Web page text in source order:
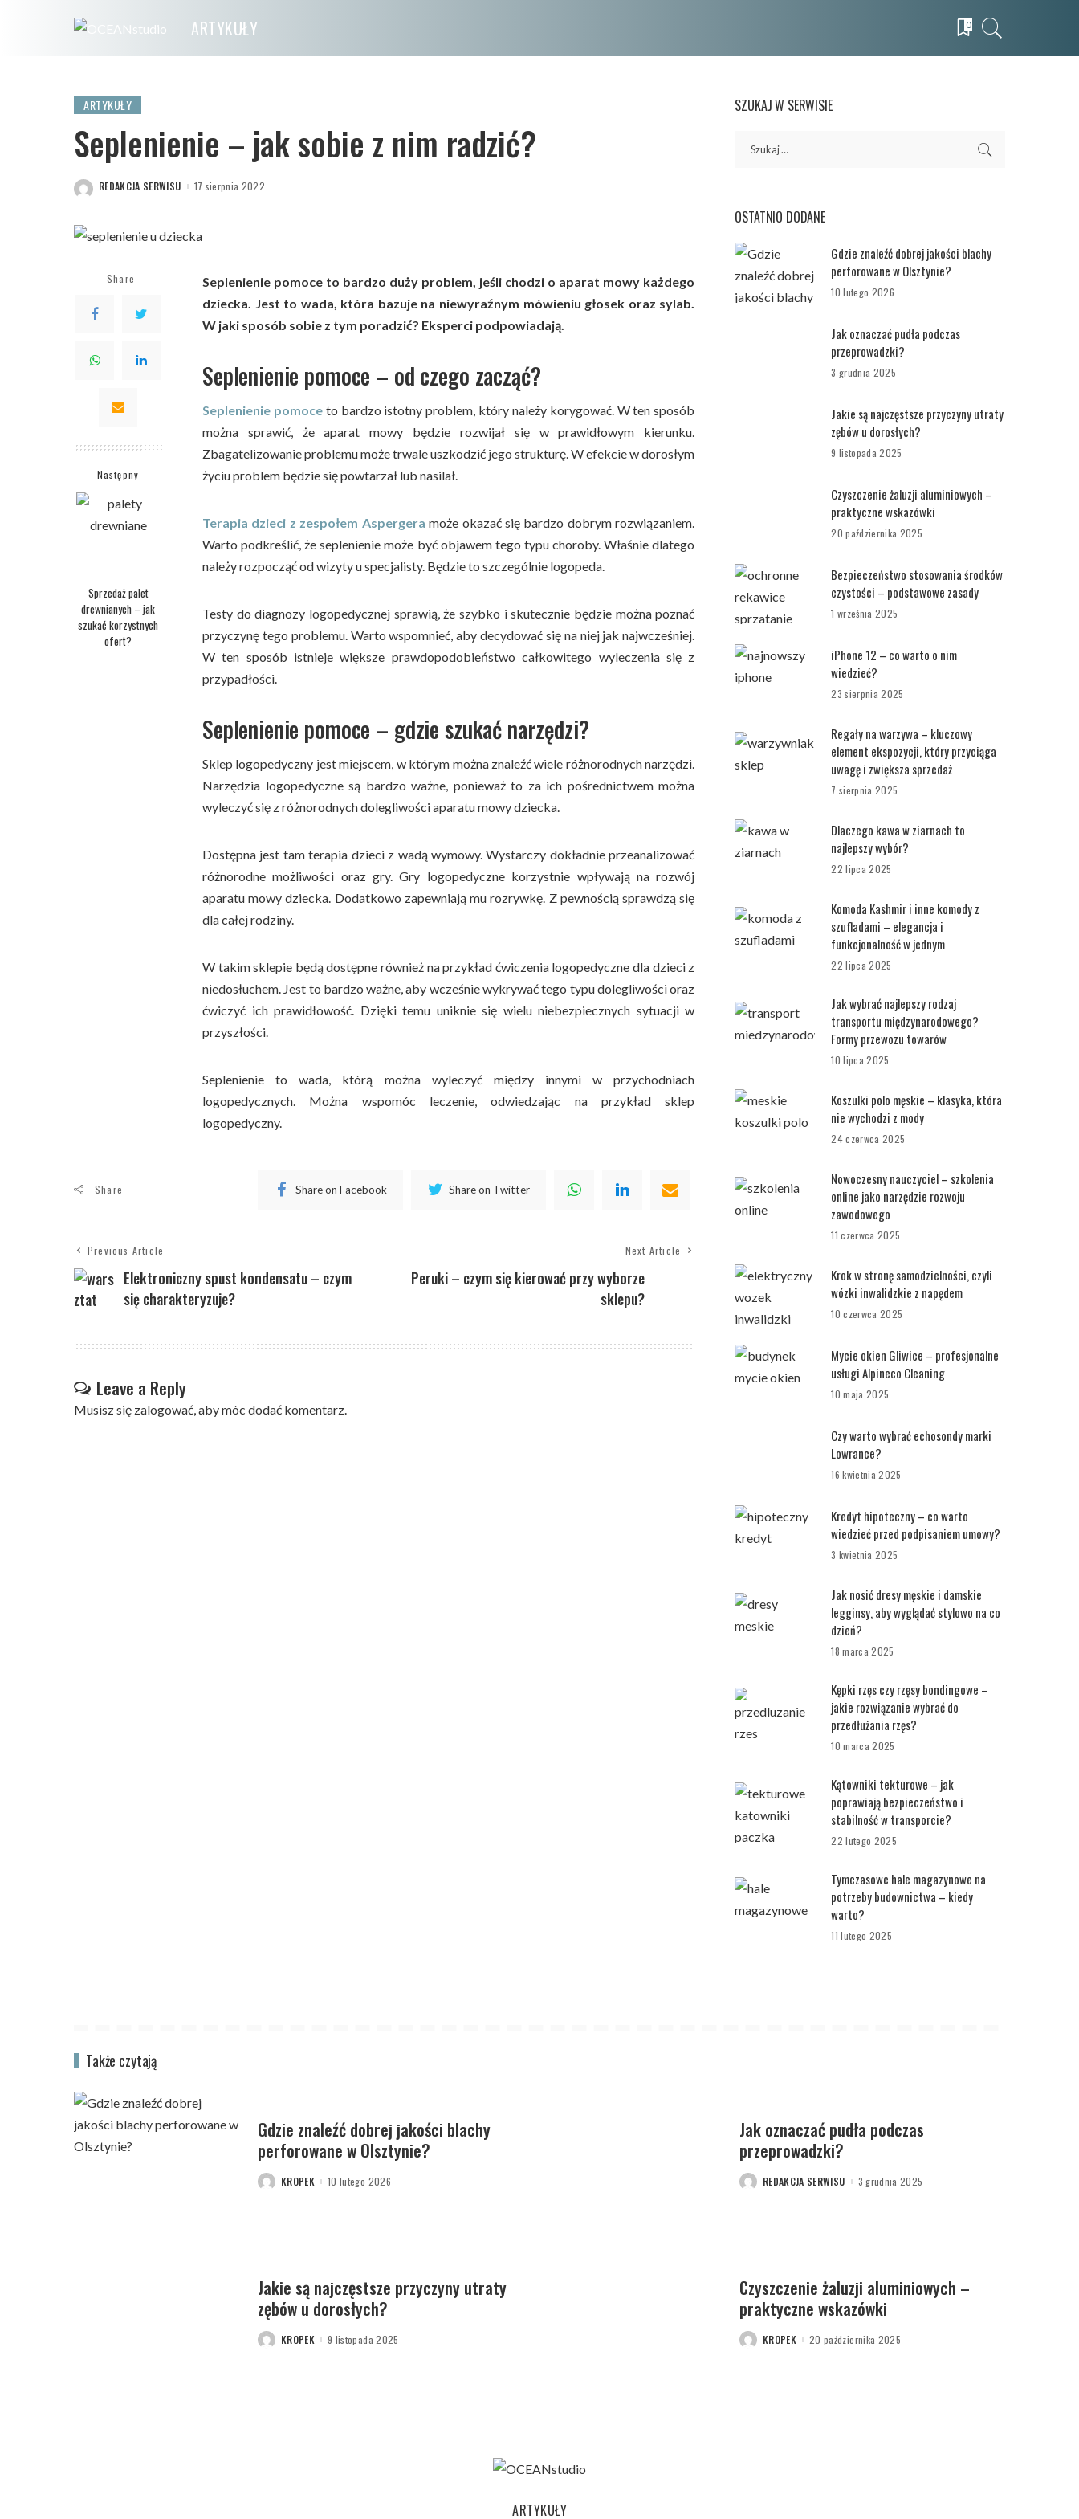
ARTYKUŁY 0
ARTYKUŁY
Seplenienie – jak sobie z nim radzić?
POSTED
REDAKCJA SERWISU 17 sierpnia 2022
Share
Następny
Sprzedaż palet
drewnianych – jak
szukać korzystnych
ofert?
Seplenienie pomoce to bardzo duży problem, jeśli chodzi o aparat mowy każdego
dziecka. Jest to wada, która bazuje na niewyraźnym mówieniu głosek oraz sylab.
W jaki sposób sobie z tym poradzić? Eksperci podpowiadają.
Seplenienie pomoce – od czego zacząć?
Seplenienie pomoce to bardzo istotny problem, który należy korygować. W ten sposób
można sprawić, że aparat mowy będzie rozwijał się w prawidłowym kierunku.
Zbagatelizowanie problemu może trwale uszkodzić jego strukturę. W efekcie w dorosłym
życiu problem będzie się powtarzał lub nasilał.
Terapia dzieci z zespołem Aspergera może okazać się bardzo dobrym rozwiązaniem.
Warto podkreślić, że seplenienie może być objawem tego typu choroby. Właśnie dlatego
należy rozpocząć od wizyty u specjalisty. Będzie to szczególnie logopeda.
Testy do diagnozy logopedycznej sprawią, że szybko i skutecznie będzie można poznać
przyczynę tego problemu. Warto wspomnieć, aby decydować się na niej jak najwcześniej.
W ten sposób istnieje większe prawdopodobieństwo całkowitego wyleczenia się z
przypadłości.
Seplenienie pomoce – gdzie szukać narzędzi?
Sklep logopedyczny jest miejscem, w którym można znaleźć wiele różnorodnych narzędzi.
Narzędzia logopedyczne są bardzo ważne, ponieważ to za ich pośrednictwem można
wyleczyć się z różnorodnych dolegliwości aparatu mowy dziecka.
Dostępna jest tam terapia dzieci z wadą wymowy. Wystarczy dokładnie przeanalizować
różnorodne możliwości oraz gry. Gry logopedyczne korzystnie wpływają na rozwój
aparatu mowy dziecka. Dodatkowo zapewniają mu rozrywkę. Z pewnością sprawdzą się
dla całej rodziny.
W takim sklepie będą dostępne również na przykład ćwiczenia logopedyczne dla dzieci z
niedosłuchem. Jest to bardzo ważne, aby wcześnie wykrywać tego typu dolegliwości oraz
ćwiczyć ich prawidłowość. Dzięki temu uniknie się wielu niebezpiecznych sytuacji w
przyszłości.
Seplenienie to wada, którą można wyleczyć między innymi w przychodniach
logopedycznych. Można wspomóc leczenie, odwiedzając na przykład sklep
logopedyczny.
Share Share on Facebook Share on Twitter
Previous Article
Elektroniczny spust kondensatu – czym
się charakteryzuje?
Next Article
Peruki – czym się kierować przy wyborze
sklepu?
Leave a Reply
Musisz się zalogować, aby móc dodać komentarz.
SZUKAJ W SERWISIE
OSTATNIO DODANE
Gdzie znaleźć dobrej jakości blachy
perforowane w Olsztynie?
10 lutego 2026
Jak oznaczać pudła podczas
przeprowadzki?
3 grudnia 2025
Jakie są najczęstsze przyczyny utraty
zębów u dorosłych?
9 listopada 2025
Czyszczenie żaluzji aluminiowych –
praktyczne wskazówki
20 października 2025
Bezpieczeństwo stosowania środków
czystości – podstawowe zasady
1 września 2025
iPhone 12 – co warto o nim
wiedzieć?
23 sierpnia 2025
Regały na warzywa – kluczowy
element ekspozycji, który przyciąga
uwagę i zwiększa sprzedaż
7 sierpnia 2025
Dlaczego kawa w ziarnach to
najlepszy wybór?
22 lipca 2025
Komoda Kashmir i inne komody z
szufladami – elegancja i
funkcjonalność w jednym
22 lipca 2025
Jak wybrać najlepszy rodzaj
transportu międzynarodowego?
Formy przewozu towarów
10 lipca 2025
Koszulki polo męskie – klasyka, która
nie wychodzi z mody
24 czerwca 2025
Nowoczesny nauczyciel – szkolenia
online jako narzędzie rozwoju
zawodowego
11 czerwca 2025
Krok w stronę samodzielności, czyli
wózki inwalidzkie z napędem
10 czerwca 2025
Mycie okien Gliwice – profesjonalne
usługi Alpineco Cleaning
10 maja 2025
Czy warto wybrać echosondy marki
Lowrance?
16 kwietnia 2025
Kredyt hipoteczny – co warto
wiedzieć przed podpisaniem umowy?
3 kwietnia 2025
Jak nosić dresy męskie i damskie
legginsy, aby wyglądać stylowo na co
dzień?
18 marca 2025
Kępki rzęs czy rzęsy bondingowe –
jakie rozwiązanie wybrać do
przedłużania rzęs?
10 marca 2025
Kątowniki tekturowe – jak
poprawiają bezpieczeństwo i
stabilność w transporcie?
22 lutego 2025
Tymczasowe hale magazynowe na
potrzeby budownictwa – kiedy
warto?
11 lutego 2025
Także czytają
Gdzie znaleźć dobrej jakości blachy
perforowane w Olsztynie?
POSTEDKROPEK 10 lutego 2026
Jak oznaczać pudła podczas
przeprowadzki?
POSTEDREDAKCJA SERWISU 3 grudnia 2025
Jakie są najczęstsze przyczyny utraty
zębów u dorosłych?
POSTEDKROPEK 9 listopada 2025
Czyszczenie żaluzji aluminiowych –
praktyczne wskazówki
POSTEDKROPEK 20 października 2025
ARTYKUŁY